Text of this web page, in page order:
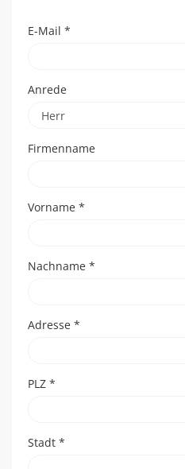
E-Mail *
Anrede
Firmenname
Vorname *
Nachname *
Adresse *
PLZ *
Stadt *